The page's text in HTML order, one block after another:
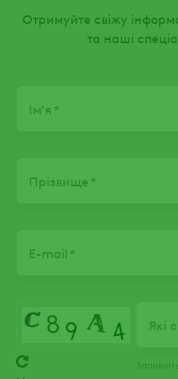
Отримуйте свіжу
та наші
Ім'я
Прізвище
E-mail
Які